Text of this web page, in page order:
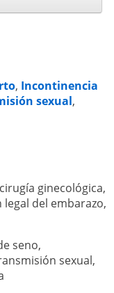
, Incontinencia
sexual,
cirugía ginecológica,
del embarazo,
seno,
sexual,